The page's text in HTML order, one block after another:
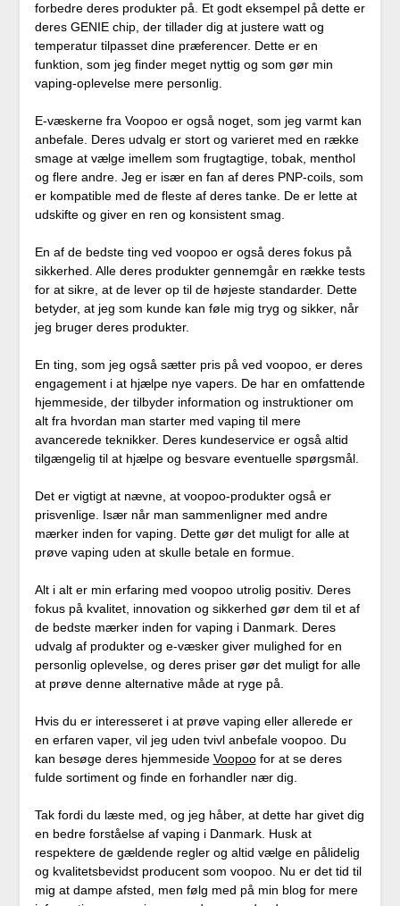
forbedre deres produkter på. Et godt eksempel på dette er
deres GENIE chip, der tillader dig at justere watt og
temperatur tilpasset dine præferencer. Dette er en
funktion, som jeg finder meget nyttig og som gør min
vaping-oplevelse mere personlig.
E-væskerne fra Voopoo er også noget, som jeg varmt kan
anbefale. Deres udvalg er stort og varieret med en række
smage at vælge imellem som frugtagtige, tobak, menthol
og flere andre. Jeg er især en fan af deres PNP-coils, som
er kompatible med de fleste af deres tanke. De er lette at
udskifte og giver en ren og konsistent smag.
En af de bedste ting ved voopoo er også deres fokus på
sikkerhed. Alle deres produkter gennemgår en række tests
for at sikre, at de lever op til de højeste standarder. Dette
betyder, at jeg som kunde kan føle mig tryg og sikker, når
jeg bruger deres produkter.
En ting, som jeg også sætter pris på ved voopoo, er deres
engagement i at hjælpe nye vapers. De har en omfattende
hjemmeside, der tilbyder information og instruktioner om
alt fra hvordan man starter med vaping til mere
avancerede teknikker. Deres kundeservice er også altid
tilgængelig til at hjælpe og besvare eventuelle spørgsmål.
Det er vigtigt at nævne, at voopoo-produkter også er
prisvenlige. Især når man sammenligner med andre
mærker inden for vaping. Dette gør det muligt for alle at
prøve vaping uden at skulle betale en formue.
Alt i alt er min erfaring med voopoo utrolig positiv. Deres
fokus på kvalitet, innovation og sikkerhed gør dem til et af
de bedste mærker inden for vaping i Danmark. Deres
udvalg af produkter og e-væsker giver mulighed for en
personlig oplevelse, og deres priser gør det muligt for alle
at prøve denne alternative måde at ryge på.
Hvis du er interesseret i at prøve vaping eller allerede er
en erfaren vaper, vil jeg uden tvivl anbefale voopoo. Du
kan besøge deres hjemmeside Voopoofor at se deres
fulde sortiment og finde en forhandler nær dig.
Tak fordi du læste med, og jeg håber, at dette har givet dig
en bedre forståelse af vaping i Danmark. Husk at
respektere de gældende regler og altid vælge en pålidelig
og kvalitetsbevidst producent som voopoo. Nu er det tid til
mig at dampe afsted, men følg med på min blog for mere